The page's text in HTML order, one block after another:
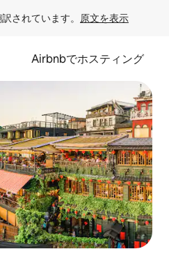
されています。 原文を表示
Airbnbでホスティング